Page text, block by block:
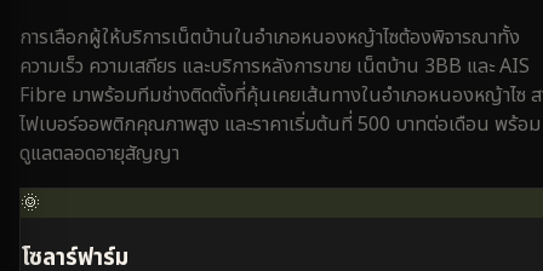
การเลือกผู้ให้บริการเน็ตบ้านในอำเภอหนองหญ้าไซต้องพิจารณาทั้ง
ความเร็ว ความเสถียร และบริการหลังการขาย เน็ตบ้าน 3BB และ AIS
Fibre มาพร้อมทีมช่างติดตั้งที่คุ้นเคยเส้นทางในอำเภอหนองหญ้าไซ
ไฟเบอร์ออพติกคุณภาพสูง และราคาเริ่มต้นที่ 500 บาทต่อเดือน พร้อม
ดูแลตลอดอายุสัญญา
🌞
โซลาร์ฟาร์ม